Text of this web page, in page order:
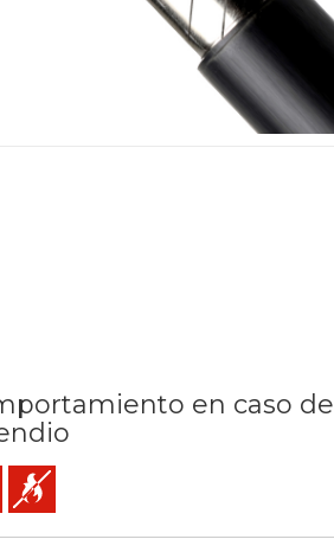
en caso de
al fuego)
No propagador de la llama